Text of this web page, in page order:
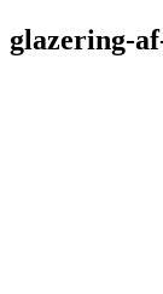
glazering-